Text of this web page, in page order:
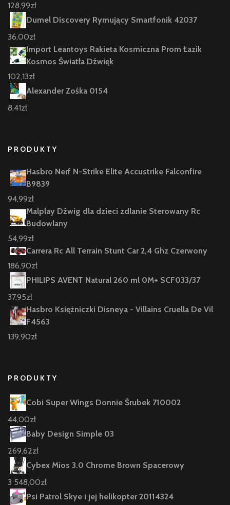
128,99zł
Dumel Discovery Rymujący Smartfonik 42037
36,00zł
Import Leantoys Rakieta Kosmiczna Prom Łazik
Kosmos Światła Dźwięk
102,13zł
Alexander Zośka 0154
8,41zł
PRODUKTY
Hasbro Nerf N-Strike Elite Accustrike Falconfire
B9839
94,99zł
Malplay Dźwig dla dzieci zdlanie Sterowany Rc
Budowlany
54,99zł
Carrera Rc All Terrain Stunt Car 2,4 Ghz Czerwony
186,90zł
PHILIPS AVENT Natural 260 ml 0M+ SCF033/37
37,95zł
Hasbro Księżniczki Disneya - Villains Cruella De Vil
F4563
139,90zł
PRODUKTY
Cobi Super Wings Donnie Śrubek 710002
44,00zł
Baby Design Simple 03
269,62zł
Cybex Mios 3.0 Chrome Brown Spacerowy
3 548,00zł
Psi Patrol Skye i jej helikopter 20114324